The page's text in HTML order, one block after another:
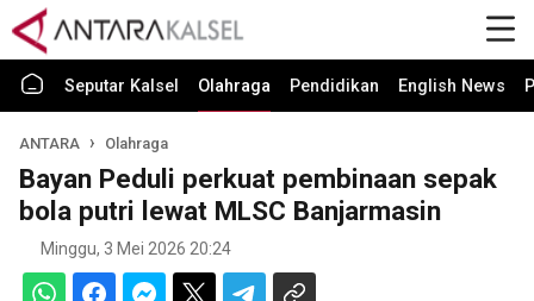
Seputar Kalsel Olahraga Pendidikan English News
ANTARA Olahraga
Bayan Peduli perkuat pembinaan sepak
bola putri lewat MLSC Banjarmasin
Minggu, 3 Mei 2026 20:24